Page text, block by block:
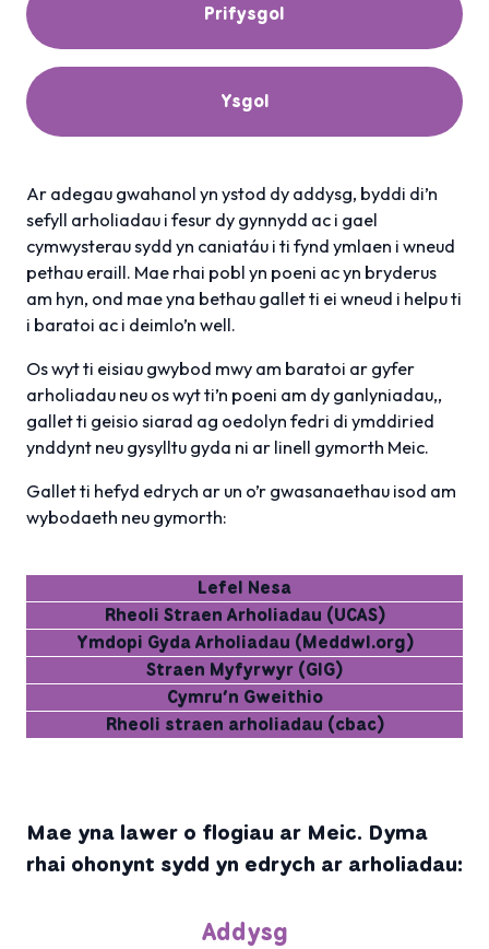
Prifysgol
Ysgol
Ar adegau gwahanol yn ystod dy addysg, byddi di’n
sefyll arholiadau i fesur dy gynnydd ac i gael
cymwysterau sydd yn caniatáu i ti fynd ymlaen i wneud
pethau eraill. Mae rhai pobl yn poeni ac yn bryderus
am hyn, ond mae yna bethau gallet ti ei wneud i helpu ti
i baratoi ac i deimlo’n well.
Os wyt ti eisiau gwybod mwy am baratoi ar gyfer
arholiadau neu os wyt ti’n poeni am dy ganlyniadau,,
gallet ti geisio siarad ag oedolyn fedri di ymddiried
ynddynt neu gysylltu gyda ni ar linell gymorth Meic.
Gallet ti hefyd edrych ar un o’r gwasanaethau isod am
wybodaeth neu gymorth:
Lefel Nesa
Rheoli Straen Arholiadau (UCAS)
Ymdopi Gyda Arholiadau (Meddwl.org)
Straen Myfyrwyr (GIG)
Cymru’n Gweithio
Rheoli straen arholiadau (cbac)
Mae yna lawer o flogiau ar Meic. Dyma
rhai ohonynt sydd yn edrych ar arholiadau:
Addysg